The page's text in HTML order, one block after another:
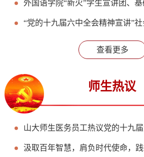
外国语学院“新火”学生宣讲团、基
“党的十九届六中全会精神宣讲”社
查看更多
师生热议
山大师生医务员工热议党的十九
汲取百年智慧，肩负时代使命，